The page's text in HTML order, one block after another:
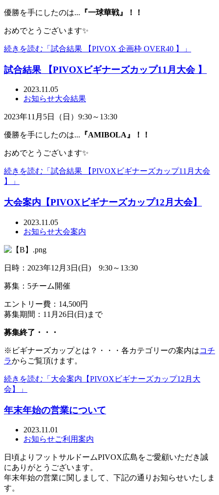
優勝を手にしたのは... 『一球華戦』！！
おめでとうございます✨
続きを読む「試合結果 【PIVOX 企画枠 OVER40 】」
試合結果 【PIVOXビギナーズカップ11月大会 】
2023.11.05
お知らせ大会結果
2023年11月5日（日）9:30～13:30
優勝を手にしたのは... 『AMIBOLA』！！
おめでとうございます✨
続きを読む「試合結果 【PIVOXビギナーズカップ11月大会
】」
大会案内【PIVOXビギナーズカップ12月大会】
2023.11.05
お知らせ大会案内
日時：2023年12月3日(日) 9:30～13:30
募集：5チーム開催
エントリー費：14,500円
募集期間：11月26日(日)まで
募集終了・・・
※ビギナーズカップとは？・・・各カテゴリーの案内はコチ
ラからご覧頂けます。
続きを読む「大会案内【PIVOXビギナーズカップ12月大
会】」
年末年始の営業について
2023.11.01
お知らせご利用案内
日頃よりフットサルドームPIVOX広島をご愛顧いただき誠
にありがとうございます。
年末年始の営業に関しまして、下記の通りお知らせいたしま
す。